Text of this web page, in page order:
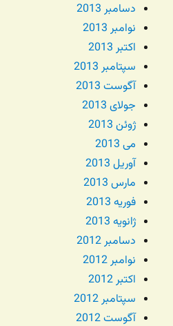
دسامبر 2013
نوامبر 2013
اکتبر 2013
سپتامبر 2013
آگوست 2013
جولای 2013
ژوئن 2013
می 2013
آوریل 2013
مارس 2013
فوریه 2013
ژانویه 2013
دسامبر 2012
نوامبر 2012
اکتبر 2012
سپتامبر 2012
آگوست 2012